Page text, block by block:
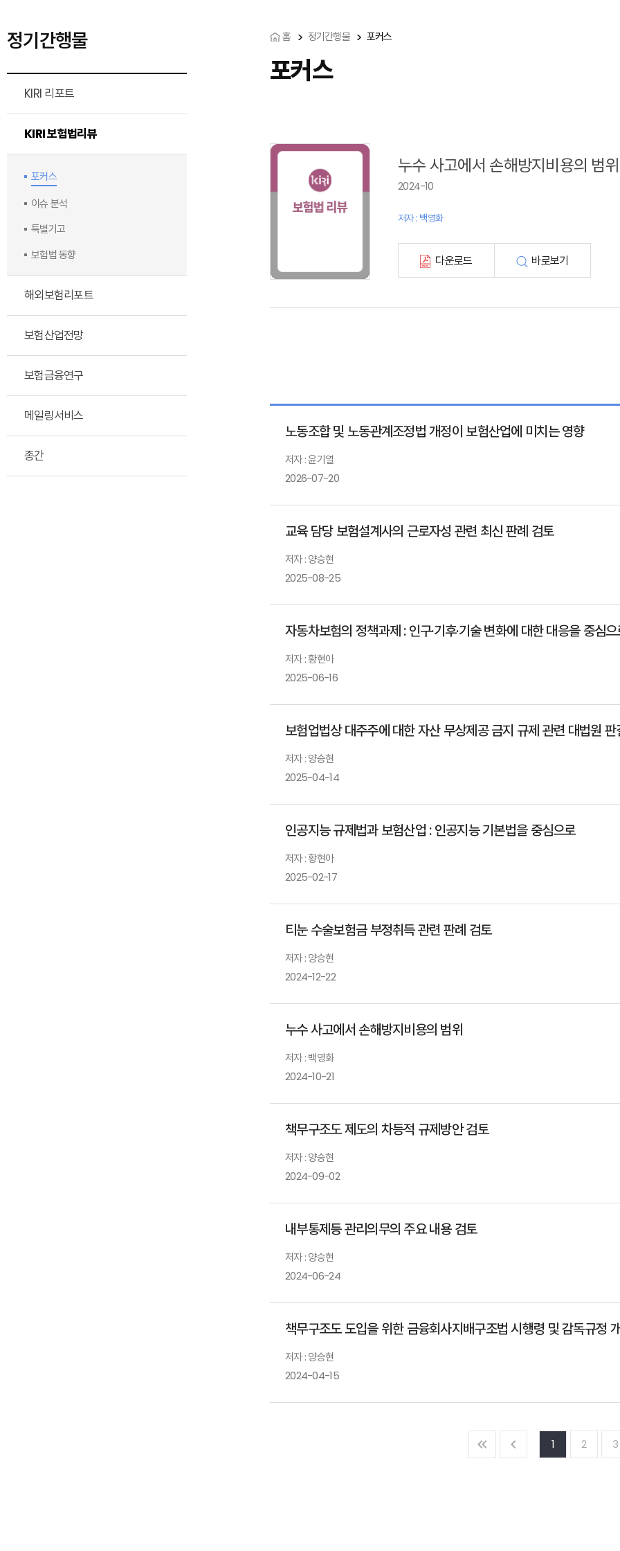
정기간행물
KIRI 리포트
KIRI 보험법리뷰
포커스
이슈 분석
특별기고
보험법 동향
해외보험리포트
보험산업전망
보험금융연구
메일링서비스
종간
홈 정기간행물 포커스
포커스
누수 사고에서 손해방지비용의 범위
2024-10
저자 : 백영화
다운로드 바로보기
노동조합 및 노동관계조정법 개정이 보험산업에 미치는 영향
저자 : 윤기열
2026-07-20
교육 담당 보험설계사의 근로자성 관련 최신 판례 검토
저자 : 양승현
2025-08-25
자동차보험의 정책과제 : 인구·기후·기술 변화에 대한 대응을 중심
저자 : 황현아
2025-06-16
보험업법상 대주주에 대한 자산 무상제공 금지 규제 관련 대법원
저자 : 양승현
2025-04-14
인공지능 규제법과 보험산업 : 인공지능 기본법을 중심으로
저자 : 황현아
2025-02-17
티눈 수술보험금 부정취득 관련 판례 검토
저자 : 양승현
2024-12-22
누수 사고에서 손해방지비용의 범위
저자 : 백영화
2024-10-21
책무구조도 제도의 차등적 규제방안 검토
저자 : 양승현
2024-09-02
내부통제등 관리의무의 주요 내용 검토
저자 : 양승현
2024-06-24
책무구조도 도입을 위한 금융회사지배구조법 시행령 및 감독규정
저자 : 양승현
2024-04-15
1 2 3